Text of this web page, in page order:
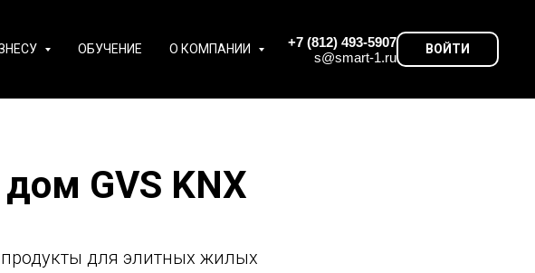
ОБУЧЕНИЕ О КОМПАНИИ
+7 (812) 493-5907
s@smart-1.ru
ВОЙТИ
GVS KNX
для элитных жилых